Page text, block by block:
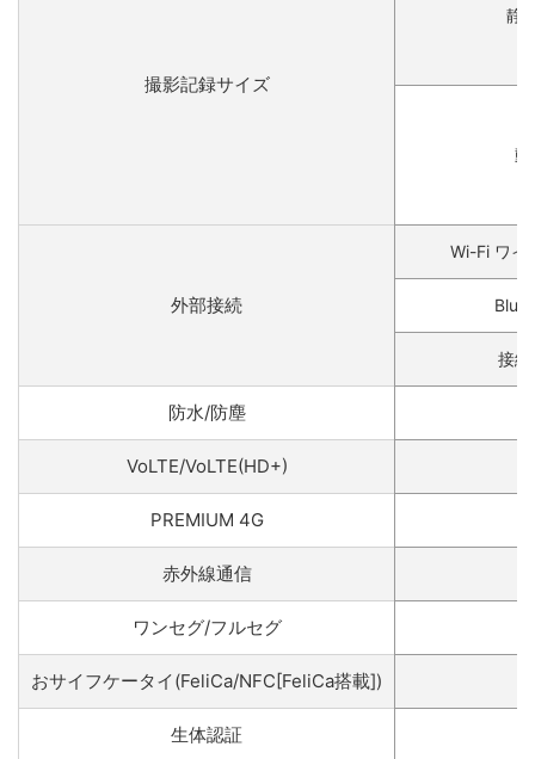
撮影記録サイズ
静
動
外部接続
Wi-Fi ワイ
接続
防水/防塵
VoLTE/VoLTE(HD+)
PREMIUM 4G
赤外線通信
ワンセグ/フルセグ
おサイフケータイ(FeliCa/NFC[FeliCa搭載])
生体認証